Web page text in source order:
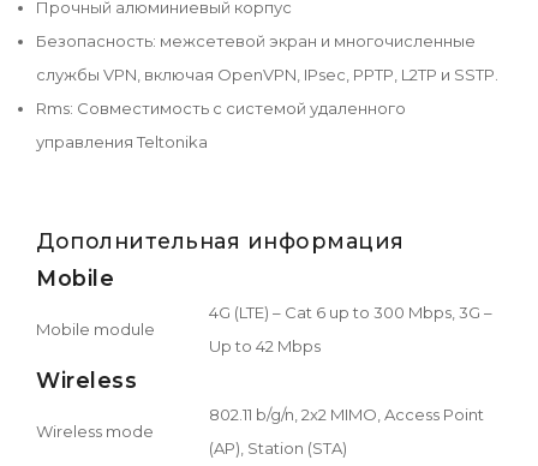
Прочный алюминиевый корпус
Безопасность: межсетевой экран и многочисленные
службы VPN, включая OpenVPN, IPsec, PPTP, L2TP и SSTP.
Rms: Совместимость с системой удаленного
управления Teltonika
Дополнительная информация
Mobile
Mobile module
4G (LTE) – Cat 6 up to 300 Mbps, 3G –
Up to 42 Mbps
Wireless
Wireless mode
802.11 b/g/n, 2x2 MIMO, Access Point
(AP), Station (STA)